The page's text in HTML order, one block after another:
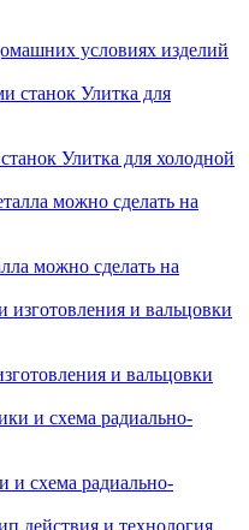
условиях изделий
Улитка для холодной
можно сделать на
и вальцовки
и схема радиально-